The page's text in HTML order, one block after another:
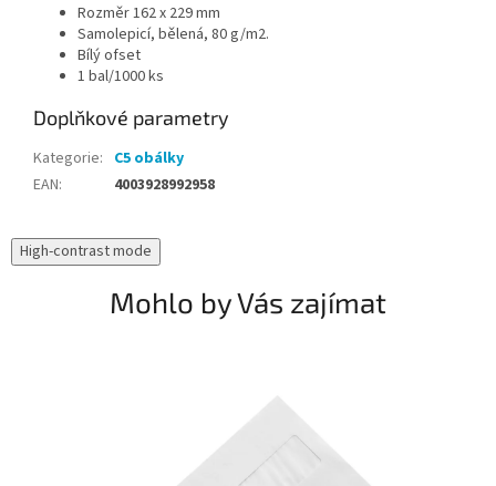
Rozměr 162 x 229 mm
Samolepicí, bělená, 80 g/m2.
Bílý ofset
1 bal/1000 ks
Doplňkové parametry
Kategorie: C5 obálky
EAN: 4003928992958
High-contrast mode
Mohlo by Vás zajímat